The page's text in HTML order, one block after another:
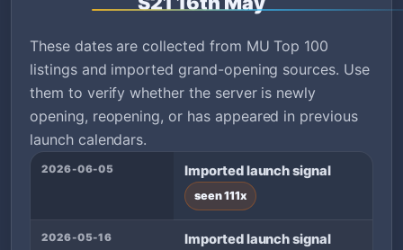
These dates are collected from MU Top 100
listings and imported grand-opening sources. Use
them to verify whether the server is newly
opening, reopening, or has appeared in previous
launch calendars.
2026-06-05 Imported launch signal
seen 111x
2026-05-16 Imported launch signal